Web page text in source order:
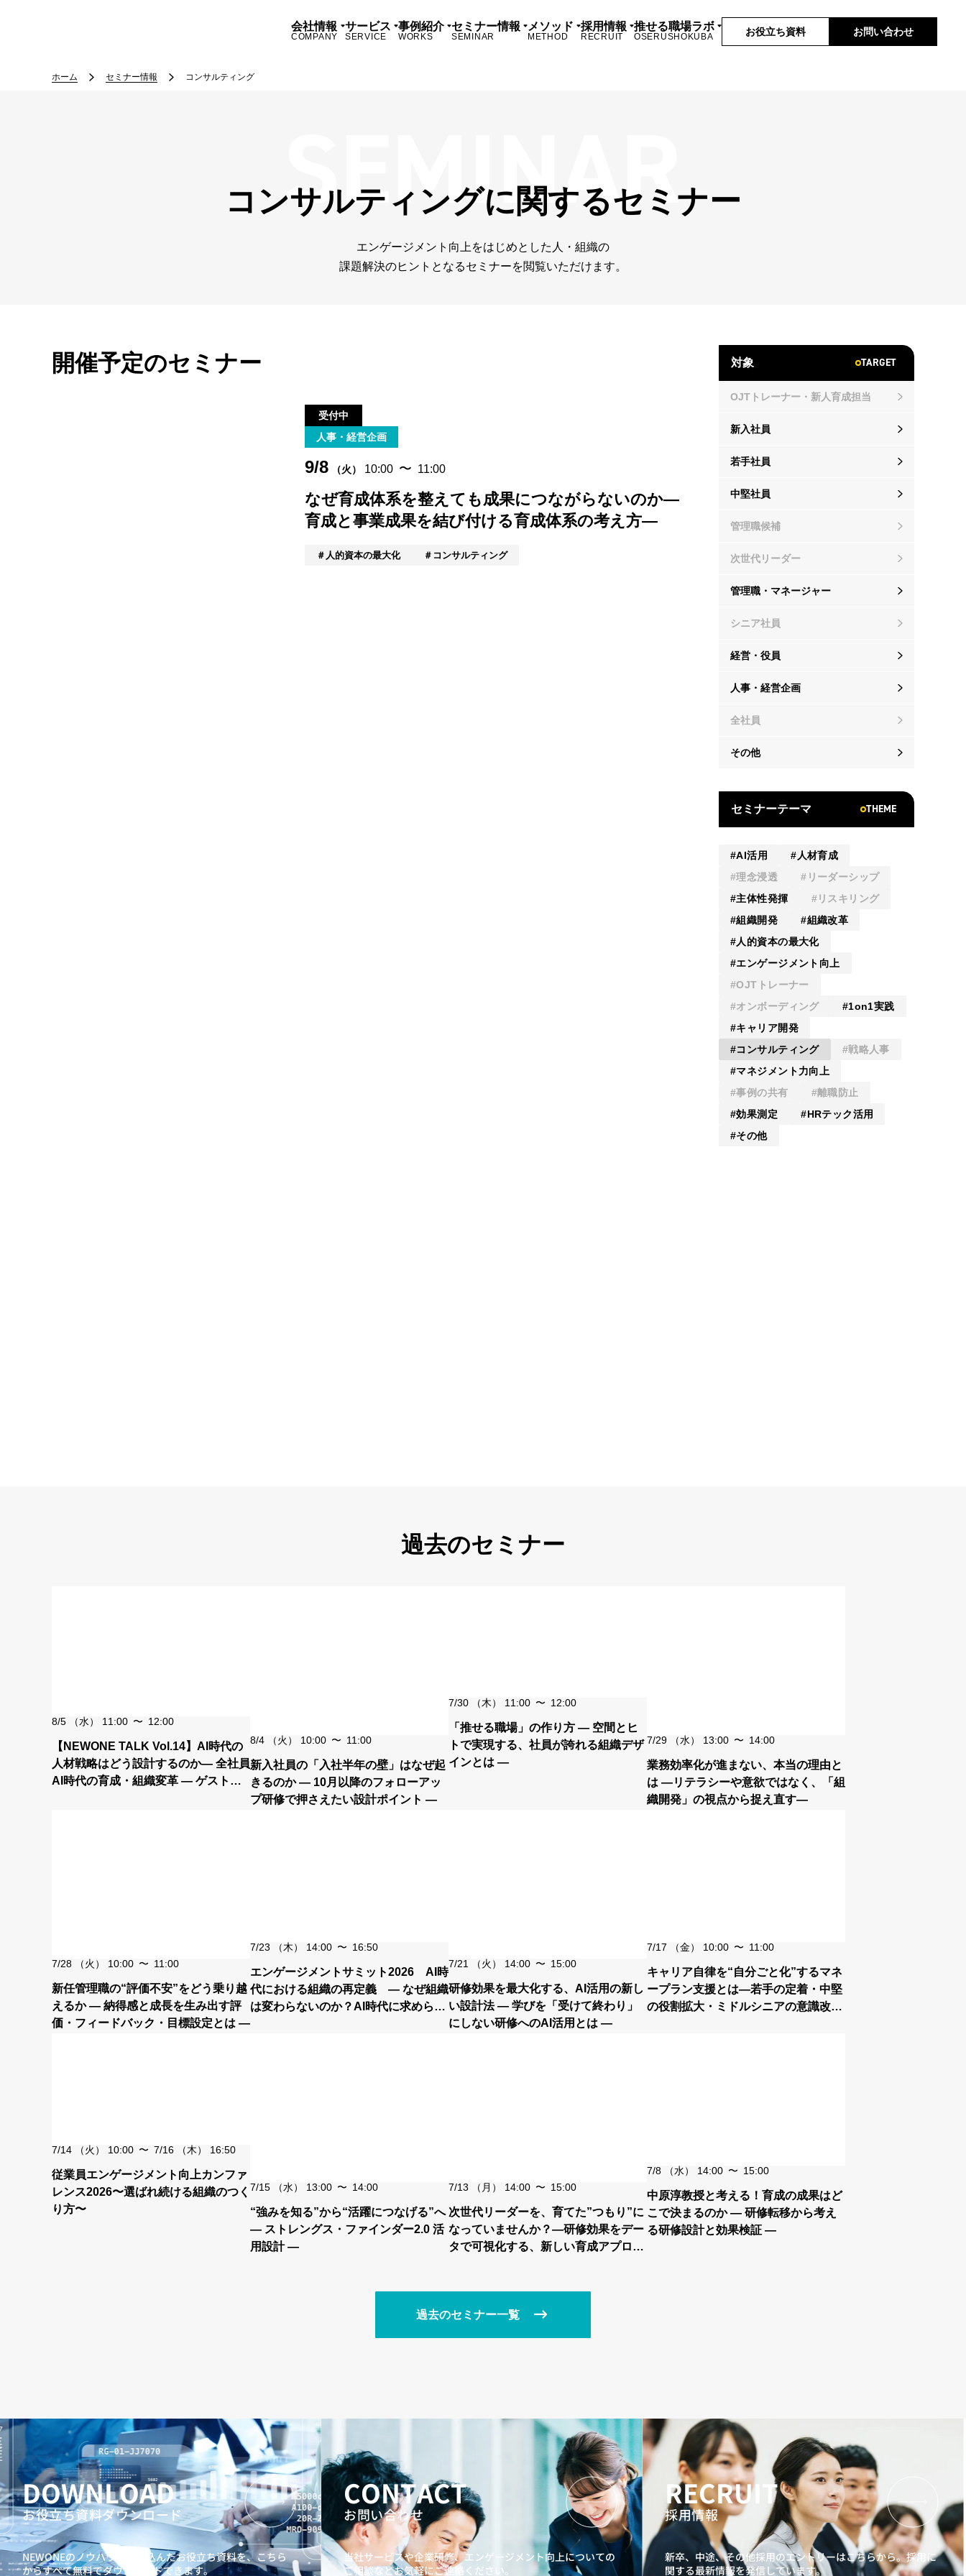
会社情報
COMPANY
サービス
SERVICE
事例紹介
WORKS
セミナー情報
SEMINAR
メソッド
METHOD
採用情報
RECRUIT
推せる職場ラボ
OSERUSHOKUBA お役立ち資料 お問い合わせ
ホーム セミナー情報 コンサルティング
コンサルティングに関するセミナー
エンゲージメント向上をはじめとした人・組織の
課題解決のヒントとなるセミナーを閲覧いただけます。
開催予定のセミナー
受付中
人事・経営企画
9/8 （火） 10:00 〜 11:00
なぜ育成体系を整えても成果につながらないのか―
育成と事業成果を結び付ける育成体系の考え方―
人的資本の最大化 コンサルティング
対象 TARGET
OJTトレーナー・新人育成担当
新入社員
若手社員
中堅社員
管理職候補
次世代リーダー
管理職・マネージャー
シニア社員
経営・役員
人事・経営企画
全社員
その他
セミナーテーマ THEME
AI活用
人材育成
理念浸透
リーダーシップ
主体性発揮
リスキリング
組織開発
組織改革
人的資本の最大化
エンゲージメント向上
OJTトレーナー
オンボーディング
1on1実践
キャリア開発
コンサルティング
戦略人事
マネジメント力向上
事例の共有
離職防止
効果測定
HRテック活用
その他
過去のセミナー
8/5 （水） 11:00 〜 12:00
【NEWONE TALK Vol.14】AI時代の
人材戦略はどう設計するのか― 全社員
AI時代の育成・組織変革 ― ゲスト：
8/4 （火） 10:00 〜 11:00
新入社員の「入社半年の壁」はなぜ起
きるのか ― 10月以降のフォローアッ
プ研修で押さえたい設計ポイント ―
7/30 （木） 11:00 〜 12:00
「推せる職場」の作り方 ― 空間とヒ
トで実現する、社員が誇れる組織デザ
インとは ―
7/29 （水） 13:00 〜 14:00
業務効率化が進まない、本当の理由と
は ―リテラシーや意欲ではなく、「組
織開発」の視点から捉え直す―
7/28 （火） 10:00 〜 11:00
新任管理職の“評価不安”をどう乗り越
えるか ― 納得感と成長を生み出す評
価・フィードバック・目標設定とは ―
7/23 （木） 14:00 〜 16:50
エンゲージメントサミット2026 AI時
代における組織の再定義 ― なぜ組織
は変わらないのか？AI時代に求められ
7/21 （火） 14:00 〜 15:00
研修効果を最大化する、AI活用の新し
い設計法 ― 学びを「受けて終わり」
にしない研修へのAI活用とは ―
7/17 （金） 10:00 〜 11:00
キャリア自律を“自分ごと化”するマネ
ープラン支援とは―若手の定着・中堅
の役割拡大・ミドルシニアの意識改革
7/14 （火） 10:00 〜 7/16 （木） 16:50
従業員エンゲージメント向上カンファ
レンス2026〜選ばれ続ける組織のつく
り方〜
7/15 （水） 13:00 〜 14:00
“強みを知る”から“活躍につなげる”へ
― ストレングス・ファインダー2.0 活
用設計 ―
7/13 （月） 14:00 〜 15:00
次世代リーダーを、育てた”つもり”に
なっていませんか？―研修効果をデー
タで可視化する、新しい育成アプロー
7/8 （水） 14:00 〜 15:00
中原淳教授と考える！育成の成果はど
こで決まるのか ― 研修転移から考え
る研修設計と効果検証 ―
過去のセミナー一覧
DOWNLOAD
お役立ち資料ダウンロード
NEWONEのノウハウを詰め込んだお役立ち資料を、こちら
からすべて無料でダウンロードできます。
CONTACT
お問い合わせ
当社サービスや企業研修、エンゲージメント向上についての
ご相談などお気軽にご連絡ください。
RECRUIT
採用情報
新卒、中途、その他採用のエントリーはこちらから。採用に
関する最新情報を発信しています。